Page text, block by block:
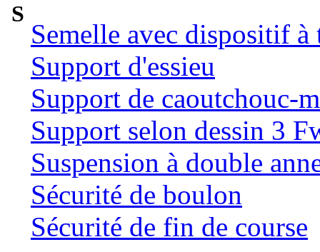
S
Semelle avec dispositif
Support d'essieu
Support de caoutchouc-
Support selon dessin 3
Suspension à double
Sécurité de boulon
Sécurité de fin de course